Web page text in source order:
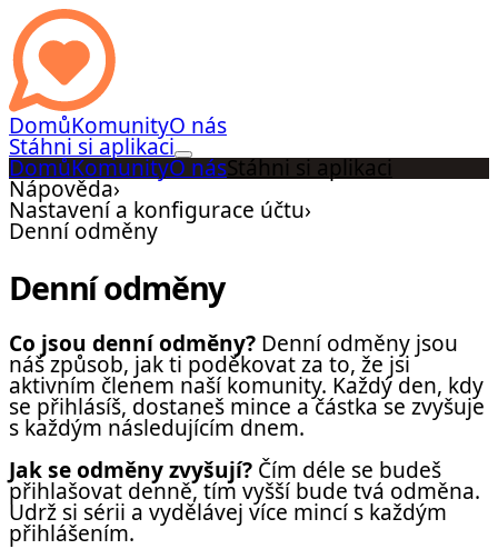
DomůKomunityO nás
Stáhni si aplikaci
DomůKomunityO násStáhni si aplikaci
Nápověda›
Nastavení a konfigurace účtu›
Denní odměny
Denní odměny
Co jsou denní odměny? Denní odměny jsou
náš způsob, jak ti poděkovat za to, že jsi
aktivním členem naší komunity. Každý den, kdy
se přihlásíš, dostaneš mince a částka se zvyšuje
s každým následujícím dnem.
Jak se odměny zvyšují? Čím déle se budeš
přihlašovat denně, tím vyšší bude tvá odměna.
Udrž si sérii a vydělávej více mincí s každým
přihlášením.